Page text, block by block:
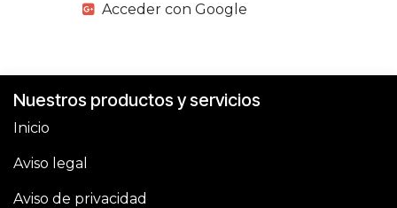
Acceder con Google
Nuestros productos y servicios
Inicio
Aviso legal
Aviso de privacidad